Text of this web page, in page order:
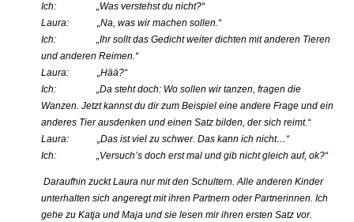
Ich: „Was verstehst du nicht?“
Laura: „Na, was wir machen sollen.“
Ich: „Ihr sollt das Gedicht weiter dichten mit anderen Tieren
und anderen Reimen.“
Laura: „Hää?“
Ich: „Da steht doch: Wo sollen wir tanzen, fragen die
Wanzen. Jetzt kannst du dir zum Beispiel eine andere Frage und ein
anderes Tier ausdenken und einen Satz bilden, der sich reimt.“
Laura: „Das ist viel zu schwer. Das kann ich nicht…“
Ich: „Versuch’s doch erst mal und gib nicht gleich auf, ok?“
Daraufhin zuckt Laura nur mit den Schultern. Alle anderen Kinder
unterhalten sich angeregt mit ihren Partnern oder Partnerinnen. Ich
gehe zu Katja und Maja und sie lesen mir ihren ersten Satz vor.